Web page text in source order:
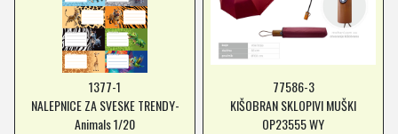
1377-1
NALEPNICE ZA SVESKE TRENDY-
Animals 1/20
77586-3
KIŠOBRAN SKLOPIVI MUŠKI
OP23555 WY